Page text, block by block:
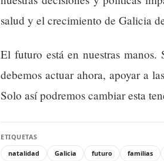
salud y el crecimiento de Galicia
El futuro está en nuestras
debemos actuar ahora, apoyar a
Solo así podremos cambiar esta
ETIQUETAS
natalidad
Galicia futuro familias